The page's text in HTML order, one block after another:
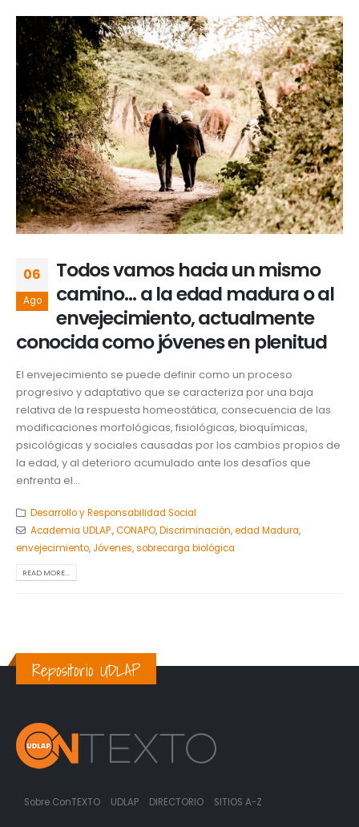
06
Ago
Todos vamos hacia un mismo
camino… a la edad madura o al
envejecimiento, actualmente
conocida como jóvenes en plenitud
El envejecimiento se puede definir como un proceso
progresivo y adaptativo que se caracteriza por una baja
relativa de la respuesta homeostática, consecuencia de las
modificaciones morfológicas, fisiológicas, bioquímicas,
psicológicas y sociales causadas por los cambios propios de
la edad, y al deterioro acumulado ante los desafíos que
enfrenta el...
Desarrollo y Responsabilidad Social
Academia UDLAP.,CONAPO,Discriminación,edad Madura,
envejecimiento, Jóvenes,sobrecarga biológica
READ MORE...
Repositorio UDLAP
Sobre ConTEXTO UDLAP DIRECTORIO SITIOS A-Z